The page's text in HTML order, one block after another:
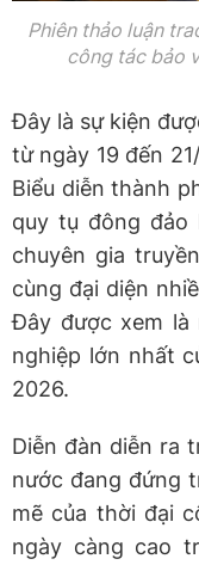
Phiên thảo luận
công tác bảo
Đây là sự kiện
từ ngày 19 đến
Biểu diễn thành
quy tụ đông đảo
chuyên gia
cùng đại diện
Đây được xem là
nghiệp lớn nhất
2026.
Diễn đàn diễn ra
nước đang đứng
mẽ của thời đại
ngày càng cao